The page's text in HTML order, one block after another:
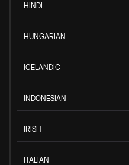
HINDI
HUNGARIAN
ICELANDIC
INDONESIAN
IRISH
ITALIAN